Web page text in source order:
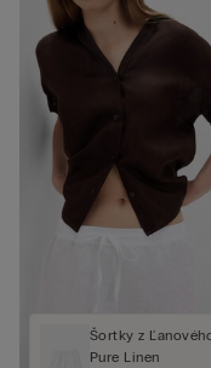
Šortky z
Pure Linen